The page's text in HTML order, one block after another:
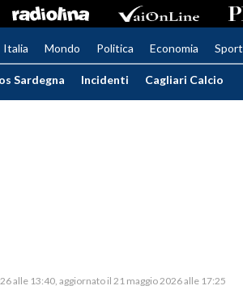
Italia Mondo Politica Economia Sport
Sardegna Incidenti Cagliari Calcio
alle 13:40 aggiornato il 21 maggio 2026 alle 17:25